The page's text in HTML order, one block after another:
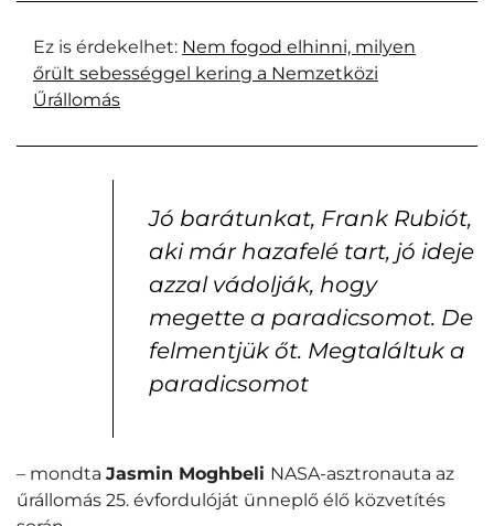
Ez is érdekelhet: Nem fogod elhinni, milyen
őrült sebességgel kering a Nemzetközi
Űrállomás
Jó barátunkat, Frank Rubiót,
aki már hazafelé tart, jó ideje
azzal vádolják, hogy
megette a paradicsomot. De
felmentjük őt. Megtaláltuk a
paradicsomot
– mondta Jasmin Moghbeli NASA-asztronauta az
űrállomás 25. évfordulóját ünneplő élő közvetítés